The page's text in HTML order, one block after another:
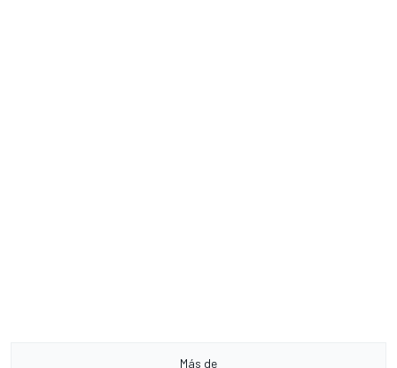
Más de